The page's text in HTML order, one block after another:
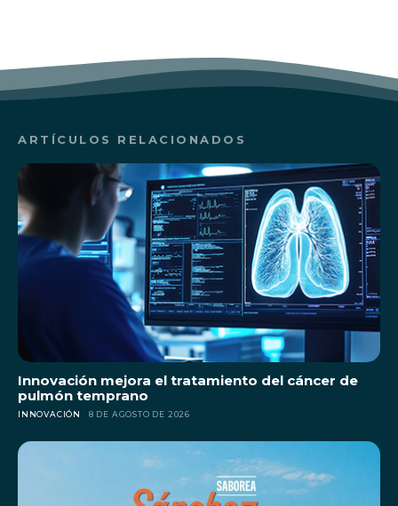
ARTÍCULOS RELACIONADOS
Innovación mejora el tratamiento del cáncer de
pulmón temprano
INNOVACIÓN 8 DE AGOSTO DE 2026